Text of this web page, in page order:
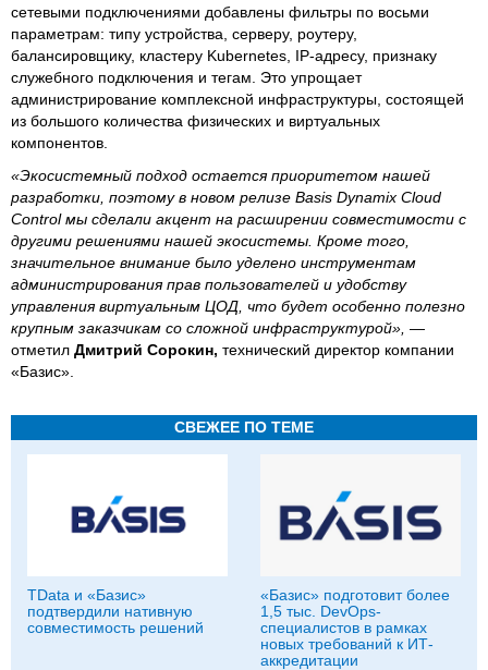
сетевыми подключениями добавлены фильтры по восьми
параметрам: типу устройства, серверу, роутеру,
балансировщику, кластеру Kubernetes, IP-адресу, признаку
служебного подключения и тегам. Это упрощает
администрирование комплексной инфраструктуры, состоящей
из большого количества физических и виртуальных
компонентов.
«Экосистемный подход остается приоритетом нашей
разработки, поэтому в новом релизе Basis Dynamix Cloud
Control мы сделали акцент на расширении совместимости с
другими решениями нашей экосистемы. Кроме того,
значительное внимание было уделено инструментам
администрирования прав пользователей и удобству
управления виртуальным ЦОД, что будет особенно полезно
крупным заказчикам со сложной инфраструктурой», —
отметил Дмитрий Сорокин, технический директор компании
«Базис».
СВЕЖЕЕ ПО ТЕМЕ
TData и «Базис»
подтвердили нативную
совместимость решений
«Базис» подготовит более
1,5 тыс. DevOps-
специалистов в рамках
новых требований к ИТ-
аккредитации